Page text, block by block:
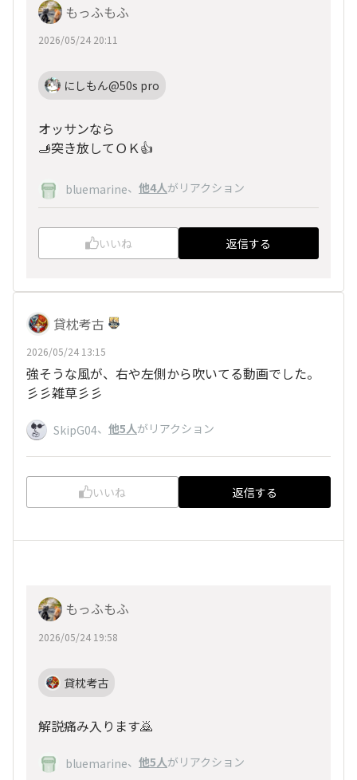
もっふもふ
2026/05/24 20:11
にしもん@50s pro
オッサンなら
🫸突き放してＯＫ👍
bluemarine、 他4人がリアクション
いいね 返信する
貸枕考古
2026/05/24 13:15
強そうな風が、右や左側から吹いてる動画でした。
彡彡雑草彡彡
SkipG04、 他5人がリアクション
いいね 返信する
もっふもふ
2026/05/24 19:58
貸枕考古
解説痛み入ります🙇
bluemarine、 他5人がリアクション